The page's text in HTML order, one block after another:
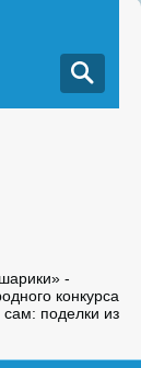
-
конкурса
сам: поделки из